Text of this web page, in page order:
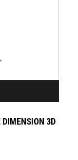
3D